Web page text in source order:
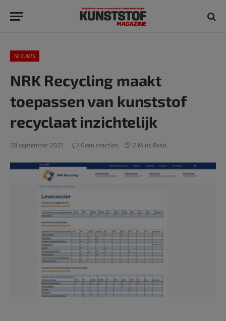
NIEUWS
NRK Recycling maakt
toepassen van kunststof
recyclaat inzichtelijk
28 september 2021 Geen reacties 2 Mins Read